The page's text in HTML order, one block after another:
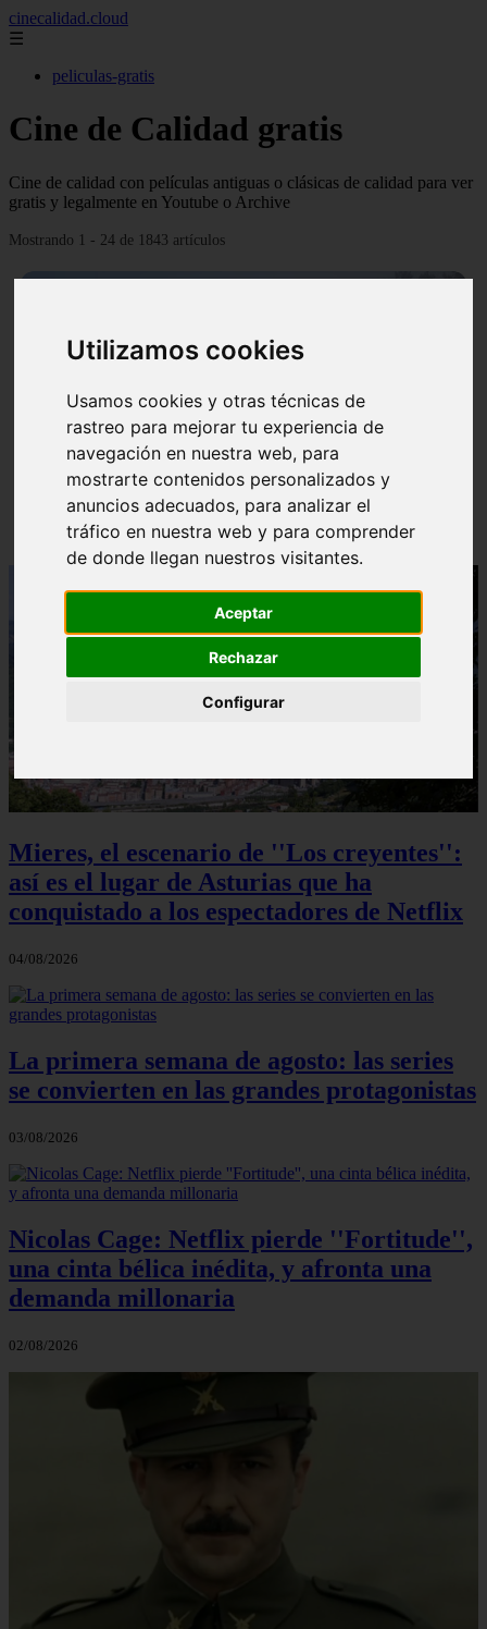
Utilizamos cookies
Usamos cookies y otras técnicas de
rastreo para mejorar tu experiencia de
navegación en nuestra web, para
mostrarte contenidos personalizados y
anuncios adecuados, para analizar el
tráfico en nuestra web y para comprender
de donde llegan nuestros visitantes.
Aceptar
Rechazar
Configurar
cinecalidad.cloud
☰
peliculas-gratis
Cine de Calidad gratis
Cine de calidad con películas antiguas o clásicas de calidad para ver
gratis y legalmente en Youtube o Archive
Mostrando 1 - 24 de 1843 artículos
Solo Las Bestias - Final Explicado
Mieres, el escenario de ''Los creyentes'':
así es el lugar de Asturias que ha
conquistado a los espectadores de Netflix
04/08/2026
La primera semana de agosto: las series
se convierten en las grandes protagonistas
03/08/2026
Nicolas Cage: Netflix pierde ''Fortitude'',
una cinta bélica inédita, y afronta una
demanda millonaria
02/08/2026